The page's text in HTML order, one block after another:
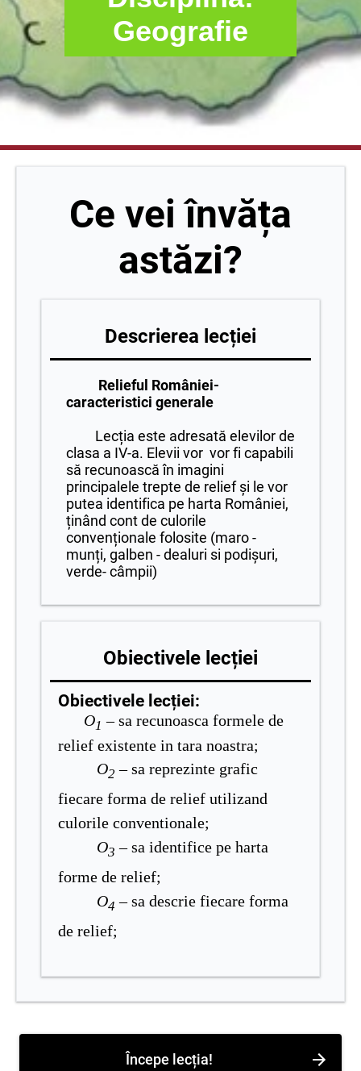
Geografie
Ce vei învăța
astăzi?
Descrierea lecției
Relieful României-
caracteristici generale
Lecția este adresată elevilor de
clasa a IV-a. Elevii vor vor fi capabili
să recunoască în imagini
principalele trepte de relief și le vor
putea identifica pe harta României,
ținând cont de culorile
convenționale folosite (maro -
munți, galben - dealuri si podișuri,
verde- câmpii)
Obiectivele lecției
Obiectivele lecției:
O1 –sa recunoasca formele de
relief existente in tara noastra;
O2 –sa reprezinte grafic
fiecare forma de relief utilizand
culorile conventionale;
O3 –sa identifice pe harta
forme de relief;
O4 –sa descrie fiecare forma
de relief;
Începe lecția!